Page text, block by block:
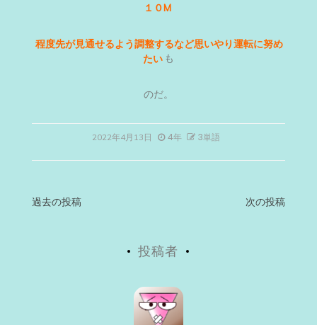
１０M
程度先が見通せるよう調整するなど思いやり運転に努め
たい も
のだ。
2022年4月13日 4年 3単語
投
過去の投稿 次の投稿
投稿者